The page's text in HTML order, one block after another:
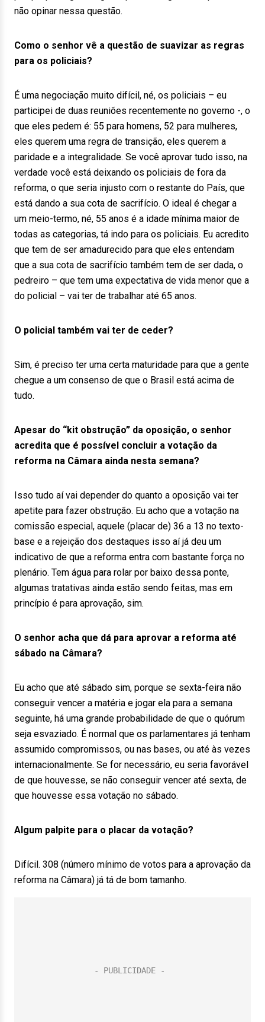
não opinar nessa questão.
Como o senhor vê a questão de suavizar as regras
para os policiais?
É uma negociação muito difícil, né, os policiais – eu
participei de duas reuniões recentemente no governo -, o
que eles pedem é: 55 para homens, 52 para mulheres,
eles querem uma regra de transição, eles querem a
paridade e a integralidade. Se você aprovar tudo isso, na
verdade você está deixando os policiais de fora da
reforma, o que seria injusto com o restante do País, que
está dando a sua cota de sacrifício. O ideal é chegar a
um meio-termo, né, 55 anos é a idade mínima maior de
todas as categorias, tá indo para os policiais. Eu acredito
que tem de ser amadurecido para que eles entendam
que a sua cota de sacrifício também tem de ser dada, o
pedreiro – que tem uma expectativa de vida menor que a
do policial – vai ter de trabalhar até 65 anos.
O policial também vai ter de ceder?
Sim, é preciso ter uma certa maturidade para que a gente
chegue a um consenso de que o Brasil está acima de
tudo.
Apesar do “kit obstrução” da oposição, o senhor
acredita que é possível concluir a votação da
reforma na Câmara ainda nesta semana?
Isso tudo aí vai depender do quanto a oposição vai ter
apetite para fazer obstrução. Eu acho que a votação na
comissão especial, aquele (placar de) 36 a 13 no texto-
base e a rejeição dos destaques isso aí já deu um
indicativo de que a reforma entra com bastante força no
plenário. Tem água para rolar por baixo dessa ponte,
algumas tratativas ainda estão sendo feitas, mas em
princípio é para aprovação, sim.
O senhor acha que dá para aprovar a reforma até
sábado na Câmara?
Eu acho que até sábado sim, porque se sexta-feira não
conseguir vencer a matéria e jogar ela para a semana
seguinte, há uma grande probabilidade de que o quórum
seja esvaziado. É normal que os parlamentares já tenham
assumido compromissos, ou nas bases, ou até às vezes
internacionalmente. Se for necessário, eu seria favorável
de que houvesse, se não conseguir vencer até sexta, de
que houvesse essa votação no sábado.
Algum palpite para o placar da votação?
Difícil. 308 (número mínimo de votos para a aprovação da
reforma na Câmara) já tá de bom tamanho.